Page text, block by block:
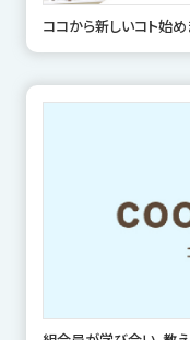
ココから新しいコト始